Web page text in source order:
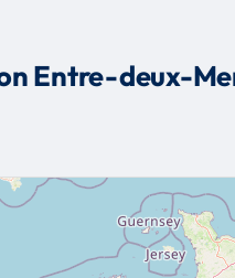
Entre-deux-